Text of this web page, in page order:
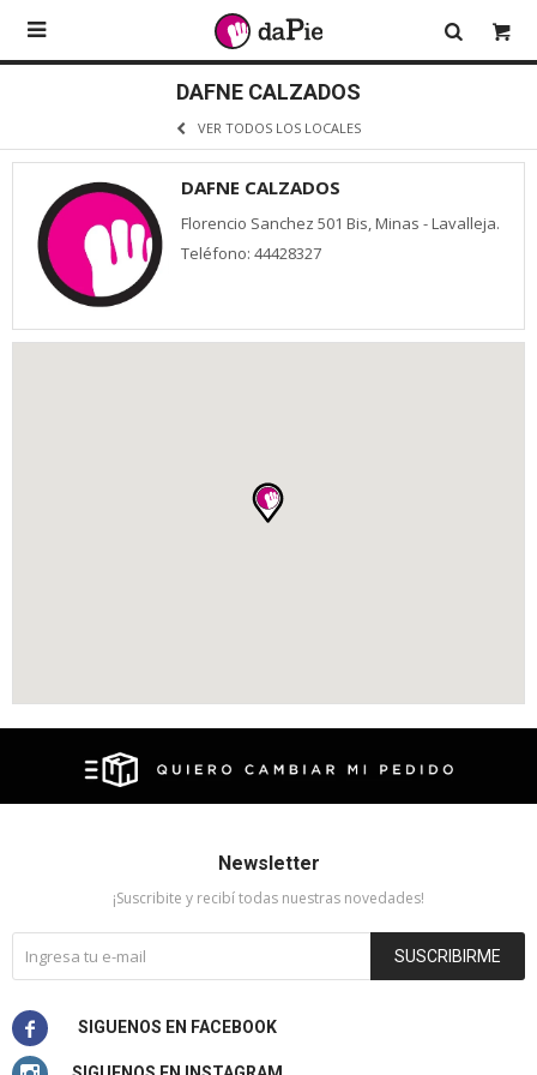

DAFNE CALZADOS
VER TODOS LOS LOCALES
DAFNE CALZADOS
Florencio Sanchez 501 Bis, Minas - Lavalleja.
Teléfono: 44428327
Newsletter
¡Suscribite y recibí todas nuestras novedades!
SUSCRIBIRME
